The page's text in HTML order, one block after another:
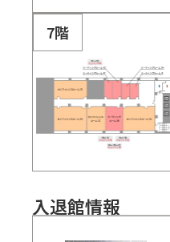
7階
入退館情報